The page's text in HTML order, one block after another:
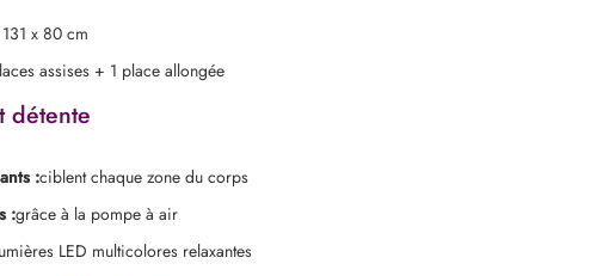
x 80 cm
assises + 1 place allongée
détente
:ciblent chaque zone du corps
:grâce à la pompe à air
LED multicolores relaxantes